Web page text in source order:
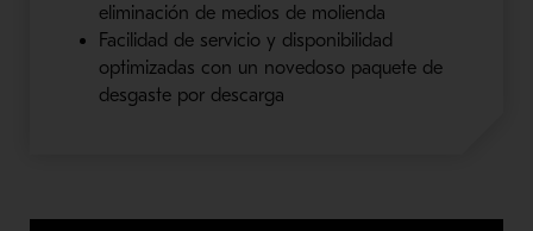
eliminación de medios de molienda
Facilidad de servicio y disponibilidad
optimizadas con un novedoso paquete de
desgaste por descarga